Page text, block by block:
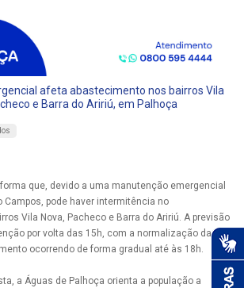
afeta abastecimento nos bairros Vila
e Barra do Aririú, em Palhoça
que, devido a uma manutenção emergencial
Campos, pode haver intermitência no
Vila Nova, Pacheco e Barra do Aririú. A previsão
por volta das 15h, com a normalização da
ocorrendo de forma gradual até às 18h.
a Águas de Palhoça orienta a população a